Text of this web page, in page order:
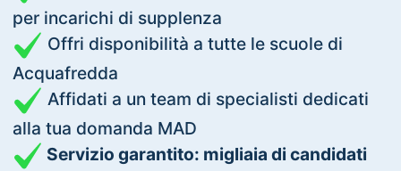
per incarichi di supplenza
Offri disponibilità a tutte le scuole di
Acquafredda
Affidati a un team di specialisti dedicati
alla tua domanda MAD
Servizio garantito: migliaia di candidati